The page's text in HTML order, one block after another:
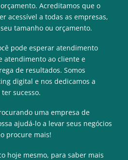
Acreditamos que o
acessível a todas as empresas,
tamanho ou orçamento.
pode esperar atendimento
atendimento ao cliente e
de resultados. Somos
digital e nos dedicamos a
sucesso.
uma empresa de
ajudá-lo a levar seus negócios
procure mais!
hoje mesmo, para saber mais